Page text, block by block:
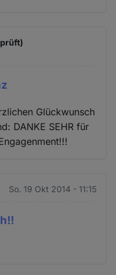
Glückwunsch
DANKE SEHR für
So. 19 Okt 2014 - 11:15